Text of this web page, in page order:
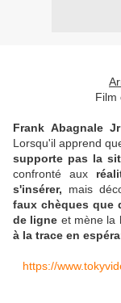
Film
Frank Abagnale
Lorsqu'il apprend
supporte pas la
confronté aux
s'insérer, mais
faux chèques que
de ligne et mène la
à la trace en
https://